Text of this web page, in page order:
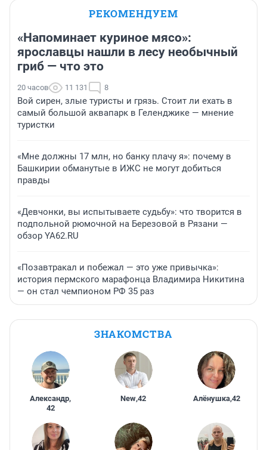
РЕКОМЕНДУЕМ
«Напоминает куриное мясо»:
ярославцы нашли в лесу необычный
гриб — что это
20 часов 11 131 8
Вой сирен, злые туристы и грязь. Стоит ли ехать в
самый большой аквапарк в Геленджике — мнение
туристки
«Мне должны 17 млн, но банку плачу я»: почему в
Башкирии обманутые в ИЖС не могут добиться
правды
«Девчонки, вы испытываете судьбу»: что творится в
подпольной рюмочной на Березовой в Рязани —
обзор YA62.RU
«Позавтракал и побежал — это уже привычка»:
история пермского марафонца Владимира Никитина
— он стал чемпионом РФ 35 раз
ЗНАКОМСТВА
Александр,
42
New,42 Алёнушка,42